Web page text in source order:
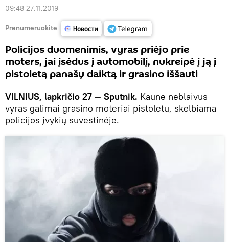
09:48 27.11.2019
Prenumeruokite
Policijos duomenimis, vyras priėjo prie
moters, jai įsėdus į automobilį, nukreipė į ją į
pistoletą panašų daiktą ir grasino iššauti
VILNIUS, lapkričio 27 — Sputnik. Kaune neblaivus
vyras galimai grasino moteriai pistoletu, skelbiama
policijos įvykių suvestinėje.